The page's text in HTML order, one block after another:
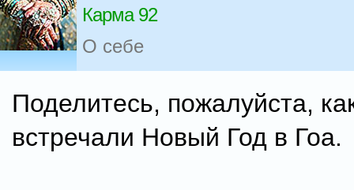
Карма 92
О себе
Поделитесь, пожалуйста,
встречали Новый Год в Гоа.